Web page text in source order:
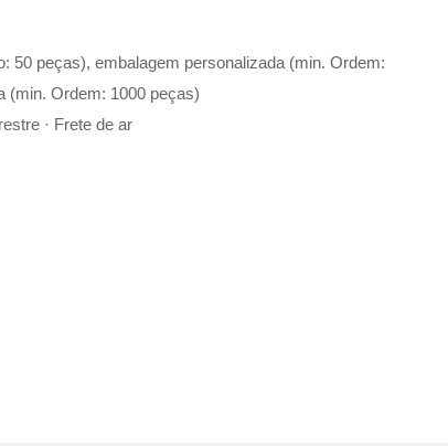
50 peças), embalagem personalizada (min. Ordem:
(min. Ordem: 1000 peças)
· Frete de ar